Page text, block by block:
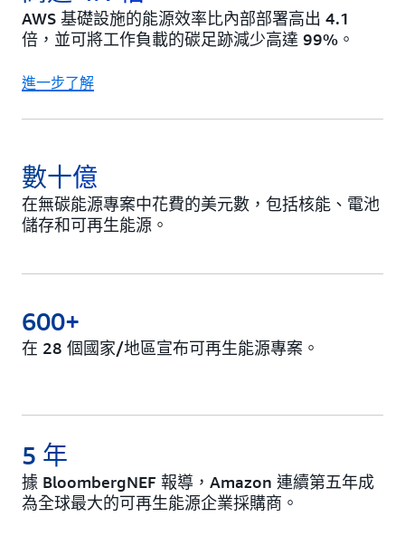
AWS 基礎設施的能源效率比內部部署高出 4.1
倍，並可將工作負載的碳足跡減少高達 99%。
進一步了解
在無碳能源專案中花費的美元數，包括核能、電池
儲存和可再生能源。
數十億
在 28 個國家/地區宣布可再生能源專案。
600+
據 BloombergNEF 報導，Amazon 連續第五年成
為全球最大的可再生能源企業採購商。
5 年